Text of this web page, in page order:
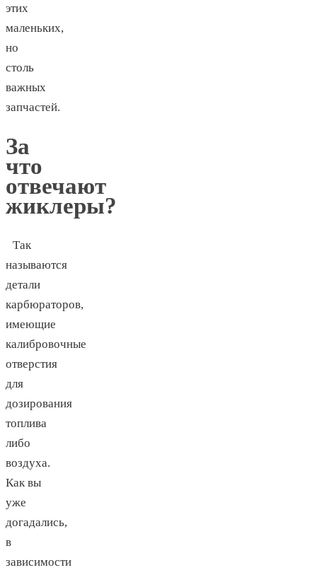
этих
маленьких,
но
столь
важных
запчастей.
За
что
отвечают
жиклеры?
Так
называются
детали
карбюраторов,
имеющие
калибровочные
отверстия
для
дозирования
топлива
либо
воздуха.
Как вы
уже
догадались,
в
зависимости